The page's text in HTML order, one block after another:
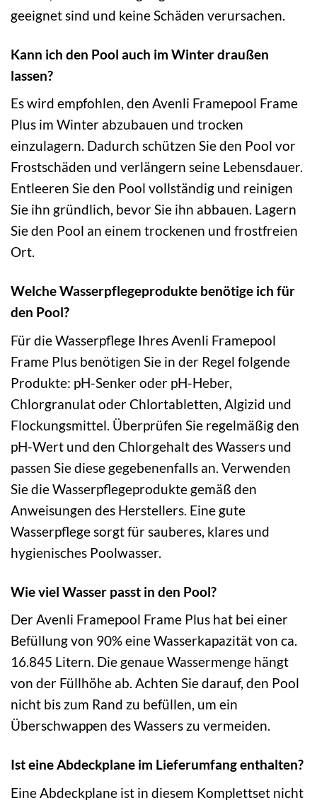
geeignet sind und keine Schäden verursachen.
Kann ich den Pool auch im Winter draußen
lassen?
Es wird empfohlen, den Avenli Framepool Frame
Plus im Winter abzubauen und trocken
einzulagern. Dadurch schützen Sie den Pool vor
Frostschäden und verlängern seine Lebensdauer.
Entleeren Sie den Pool vollständig und reinigen
Sie ihn gründlich, bevor Sie ihn abbauen. Lagern
Sie den Pool an einem trockenen und frostfreien
Ort.
Welche Wasserpflegeprodukte benötige ich für
den Pool?
Für die Wasserpflege Ihres Avenli Framepool
Frame Plus benötigen Sie in der Regel folgende
Produkte: pH-Senker oder pH-Heber,
Chlorgranulat oder Chlortabletten, Algizid und
Flockungsmittel. Überprüfen Sie regelmäßig den
pH-Wert und den Chlorgehalt des Wassers und
passen Sie diese gegebenenfalls an. Verwenden
Sie die Wasserpflegeprodukte gemäß den
Anweisungen des Herstellers. Eine gute
Wasserpflege sorgt für sauberes, klares und
hygienisches Poolwasser.
Wie viel Wasser passt in den Pool?
Der Avenli Framepool Frame Plus hat bei einer
Befüllung von 90% eine Wasserkapazität von ca.
16.845 Litern. Die genaue Wassermenge hängt
von der Füllhöhe ab. Achten Sie darauf, den Pool
nicht bis zum Rand zu befüllen, um ein
Überschwappen des Wassers zu vermeiden.
Ist eine Abdeckplane im Lieferumfang enthalten?
Eine Abdeckplane ist in diesem Komplettset nicht